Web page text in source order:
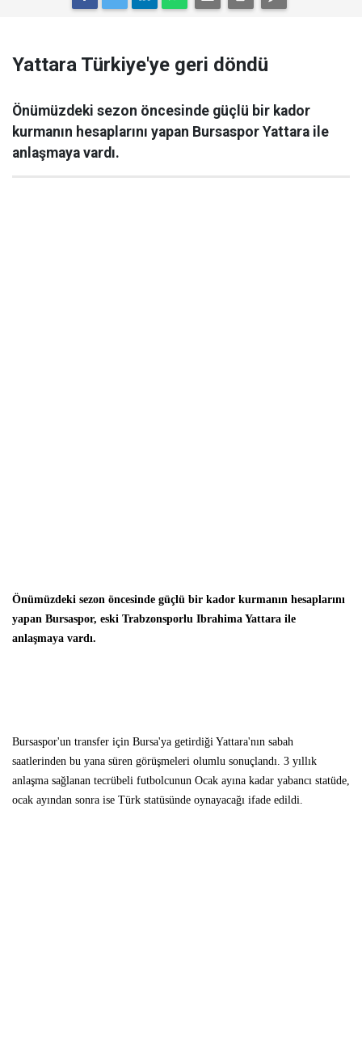
Yattara Türkiye'ye geri döndü
Önümüzdeki sezon öncesinde güçlü bir kador
kurmanın hesaplarını yapan Bursaspor Yattara ile
anlaşmaya vardı.
Önümüzdeki sezon öncesinde güçlü bir kador kurmanın hesaplarını
yapan Bursaspor, eski Trabzonsporlu Ibrahima Yattara ile
anlaşmaya vardı.
Bursaspor'un transfer için Bursa'ya getirdiği Yattara'nın sabah
saatlerinden bu yana süren görüşmeleri olumlu sonuçlandı. 3 yıllık
anlaşma sağlanan tecrübeli futbolcunun Ocak ayına kadar yabancı statüde,
ocak ayından sonra ise Türk statüsünde oynayacağı ifade edildi.